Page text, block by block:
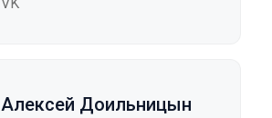
Алексей Доильницын